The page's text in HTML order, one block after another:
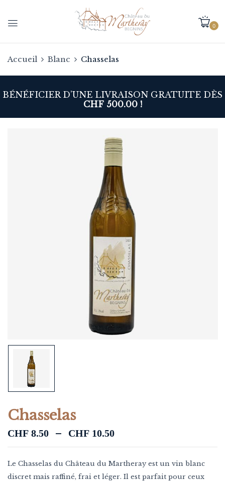
0
Accueil Blanc Chasselas
BÉNÉFICIER D’UNE LIVRAISON GRATUITE DÈS
CHF 500.00 !
Chasselas
CHF 8.50 – CHF 10.50
Le Chasselas du Château du Martheray est un vin blanc
discret mais raffiné, frai et léger. Il est parfait pour ceux